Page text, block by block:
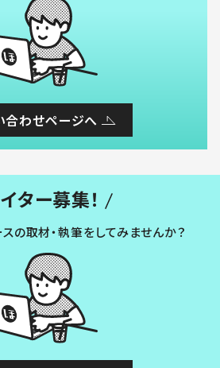
合わせページへ
ター募集！
の取材・執筆をしてみませんか？